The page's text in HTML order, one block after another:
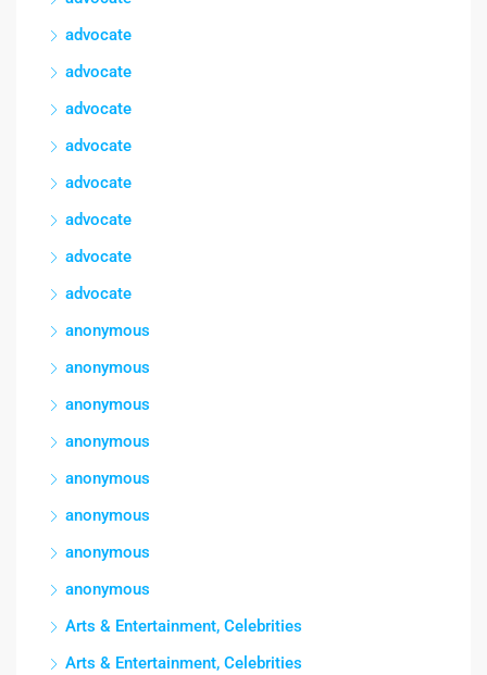
advocate
advocate
advocate
advocate
advocate
advocate
advocate
advocate
anonymous
anonymous
anonymous
anonymous
anonymous
anonymous
anonymous
anonymous
Arts & Entertainment, Celebrities
Arts & Entertainment, Celebrities